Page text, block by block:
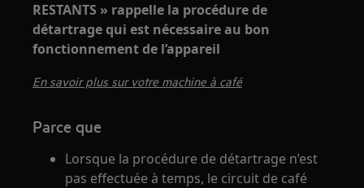
RESTANTS » rappelle la procédure de
détartrage qui est nécessaire au bon
fonctionnement de l’appareil
En savoir plus sur votre machine à café
Parce que
Lorsque la procédure de détartrage n’est
pas effectuée à temps, le circuit de café